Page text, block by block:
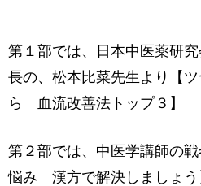
第１部では、日本中医薬研
長の、松本比菜先生より【
ら 血流改善法トップ３】
第２部では、中医学講師の
悩み 漢方で解決しましょう